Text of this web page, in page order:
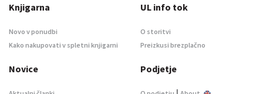
Knjigarna
Novo v ponudbi
Kako nakupovati v spletni knjigarni
UL info tok
O storitvi
Preizkusi brezplačno
Novice Podjetje